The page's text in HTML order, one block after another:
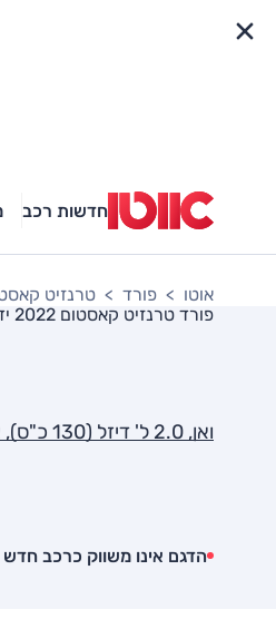
חדשות רכב
אוטו פורד טרנזיט
פורד טרנזיט קאסטום 2022
ואן, 2.0 ל' דיזל (130 כ"ס), אוט', ארוך גבוה מסחרי סגור SE
הדגם אינו משווק כרכב חדש